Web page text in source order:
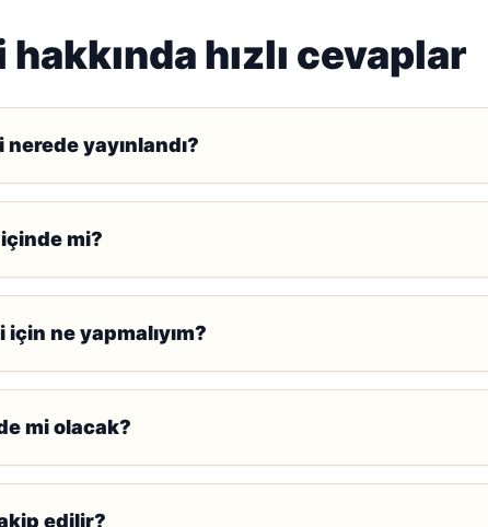
hızlı cevaplar
yayınlandı?
mi?
ne yapmalıyım?
mi olacak?
edilir?